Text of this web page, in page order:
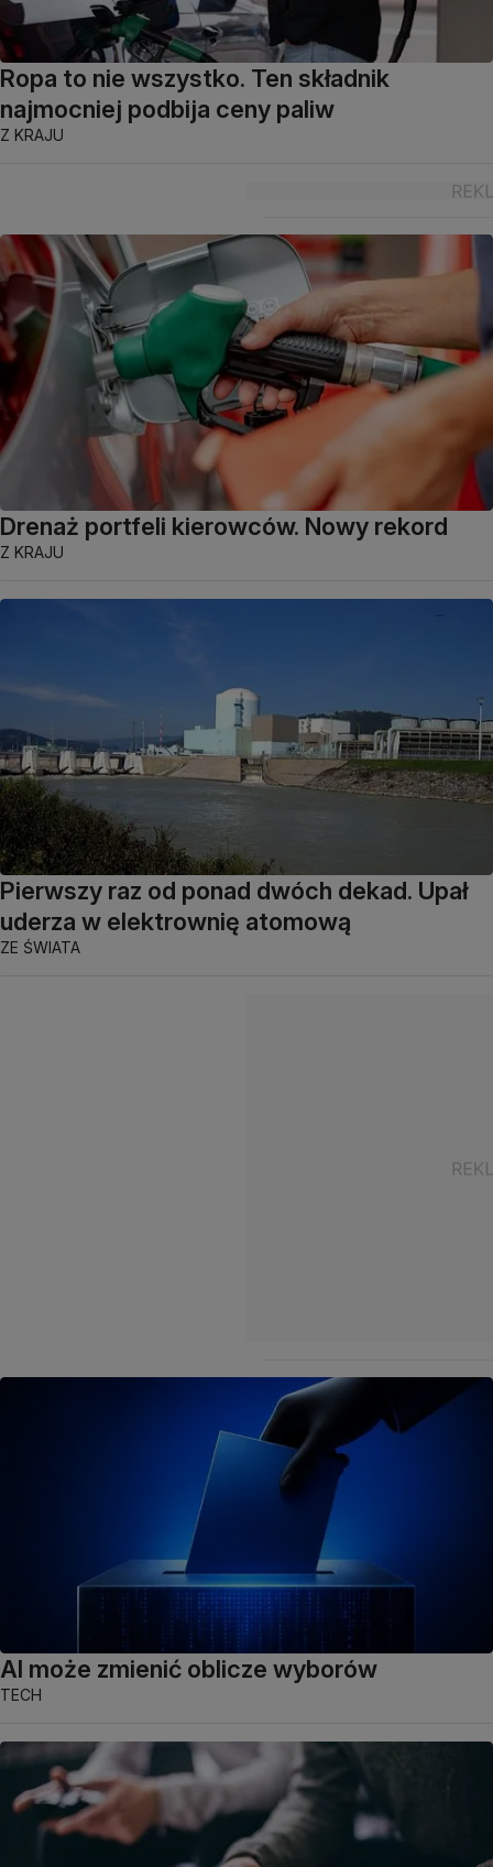
Ropa to nie wszystko. Ten składnik
najmocniej podbija ceny paliw
Z KRAJU
Drenaż portfeli kierowców. Nowy rekord
Z KRAJU
Pierwszy raz od ponad dwóch dekad. Upał
uderza w elektrownię atomową
ZE ŚWIATA
AI może zmienić oblicze wyborów
TECH